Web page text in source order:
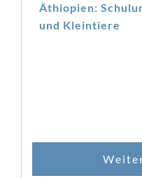
Äthiopien:
und Kleintiere